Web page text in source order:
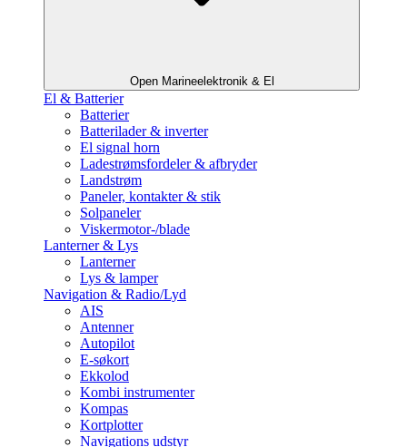
Open Marineelektronik & El
El & Batterier
Batterier
Batterilader & inverter
El signal horn
Ladestrømsfordeler & afbryder
Landstrøm
Paneler, kontakter & stik
Solpaneler
Viskermotor-/blade
Lanterner & Lys
Lanterner
Lys & lamper
Navigation & Radio/Lyd
AIS
Antenner
Autopilot
E-søkort
Ekkolod
Kombi instrumenter
Kompas
Kortplotter
Navigations udstyr